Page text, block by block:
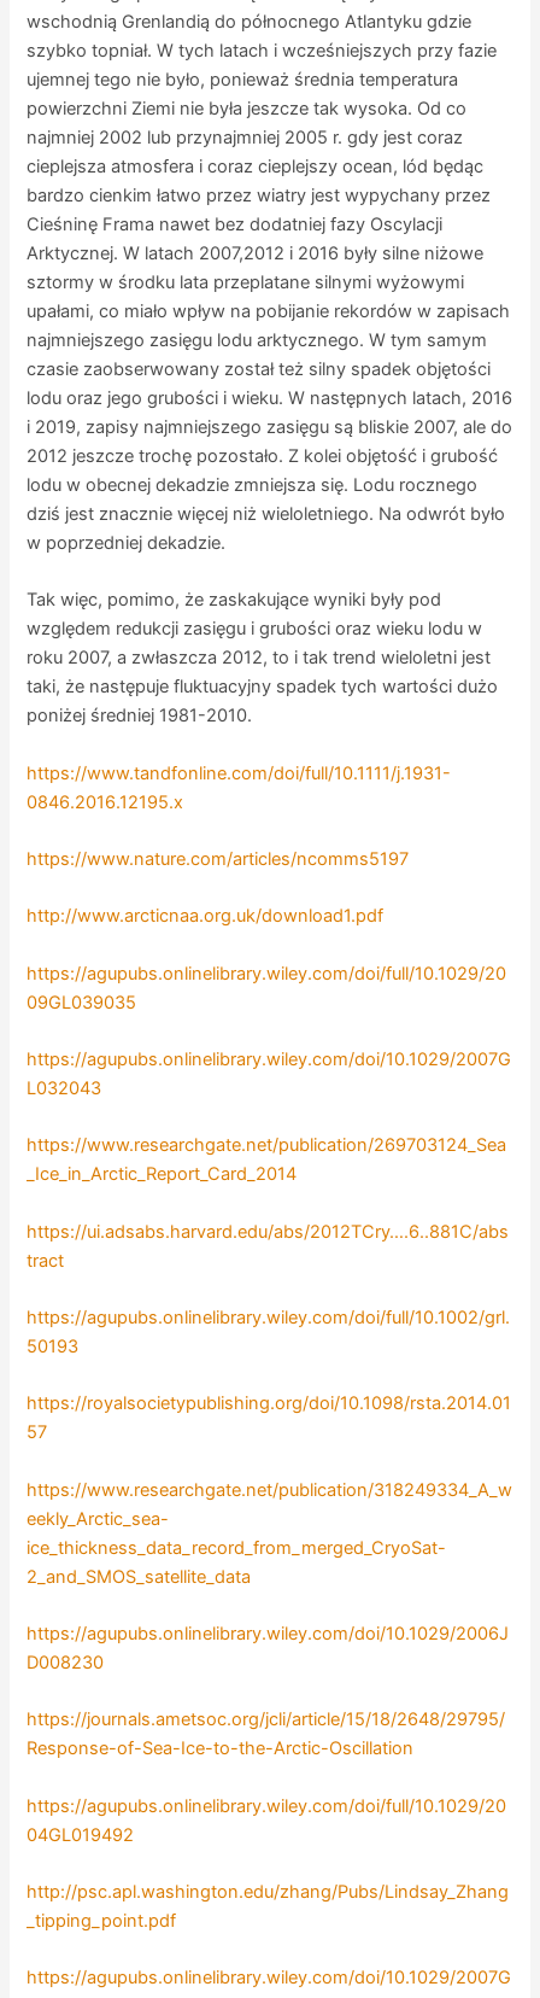
wschodnią Grenlandią do północnego Atlantyku gdzie
szybko topniał. W tych latach i wcześniejszych przy fazie
ujemnej tego nie było, ponieważ średnia temperatura
powierzchni Ziemi nie była jeszcze tak wysoka. Od co
najmniej 2002 lub przynajmniej 2005 r. gdy jest coraz
cieplejsza atmosfera i coraz cieplejszy ocean, lód będąc
bardzo cienkim łatwo przez wiatry jest wypychany przez
Cieśninę Frama nawet bez dodatniej fazy Oscylacji
Arktycznej. W latach 2007,2012 i 2016 były silne niżowe
sztormy w środku lata przeplatane silnymi wyżowymi
upałami, co miało wpływ na pobijanie rekordów w zapisach
najmniejszego zasięgu lodu arktycznego. W tym samym
czasie zaobserwowany został też silny spadek objętości
lodu oraz jego grubości i wieku. W następnych latach, 2016
i 2019, zapisy najmniejszego zasięgu są bliskie 2007, ale do
2012 jeszcze trochę pozostało. Z kolei objętość i grubość
lodu w obecnej dekadzie zmniejsza się. Lodu rocznego
dziś jest znacznie więcej niż wieloletniego. Na odwrót było
w poprzedniej dekadzie.
Tak więc, pomimo, że zaskakujące wyniki były pod
względem redukcji zasięgu i grubości oraz wieku lodu w
roku 2007, a zwłaszcza 2012, to i tak trend wieloletni jest
taki, że następuje fluktuacyjny spadek tych wartości dużo
poniżej średniej 1981-2010.
https://www.tandfonline.com/doi/full/10.1111/j.1931-
0846.2016.12195.x
https://www.nature.com/articles/ncomms5197
http://www.arcticnaa.org.uk/download1.pdf
https://agupubs.onlinelibrary.wiley.com/doi/full/10.1029/20
09GL039035
https://agupubs.onlinelibrary.wiley.com/doi/10.1029/2007G
L032043
https://www.researchgate.net/publication/269703124_Sea
_Ice_in_Arctic_Report_Card_2014
https://ui.adsabs.harvard.edu/abs/2012TCry….6..881C/abs
tract
https://agupubs.onlinelibrary.wiley.com/doi/full/10.1002/grl.
50193
https://royalsocietypublishing.org/doi/10.1098/rsta.2014.01
57
https://www.researchgate.net/publication/318249334_A_w
eekly_Arctic_sea-
ice_thickness_data_record_from_merged_CryoSat-
2_and_SMOS_satellite_data
https://agupubs.onlinelibrary.wiley.com/doi/10.1029/2006J
D008230
https://journals.ametsoc.org/jcli/article/15/18/2648/29795/
Response-of-Sea-Ice-to-the-Arctic-Oscillation
https://agupubs.onlinelibrary.wiley.com/doi/full/10.1029/20
04GL019492
http://psc.apl.washington.edu/zhang/Pubs/Lindsay_Zhang
_tipping_point.pdf
https://agupubs.onlinelibrary.wiley.com/doi/10.1029/2007G